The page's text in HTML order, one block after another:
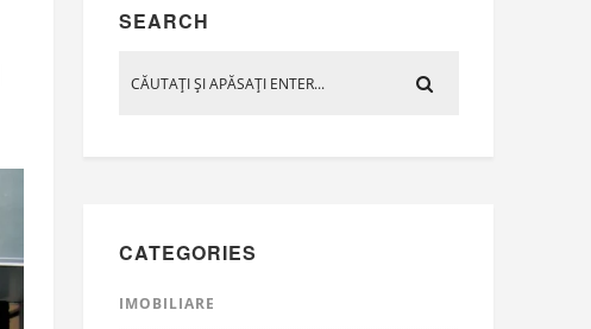
SEARCH
CATEGORIES
IMOBILIARE